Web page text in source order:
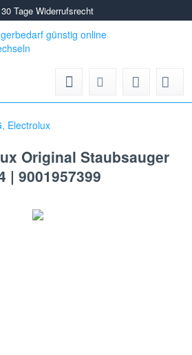
30 Tage Widerrufsrecht
Electrolux
Original Staubsauger
| 9001957399